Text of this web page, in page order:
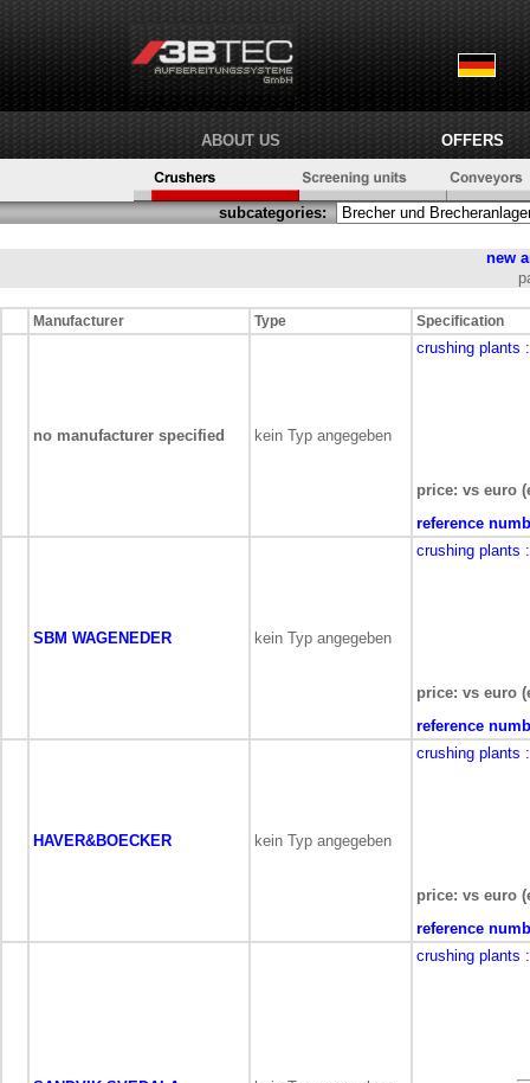
ABOUT US OFFERS
subcategories:
new
Manufacturer Type Specification
no manufacturer specified kein Typ angegeben
crushing plants
price: vs euro
reference
SBM WAGENEDER kein Typ angegeben
crushing plants
price: vs euro
reference
HAVER&BOECKER kein Typ angegeben
crushing plants
price: vs euro
reference
crushing plants